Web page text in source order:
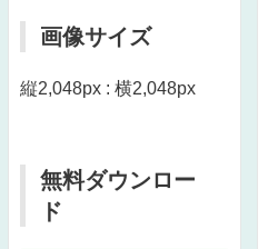
画像サイズ
縦2,048px : 横2,048px
無料ダウンロー
ド